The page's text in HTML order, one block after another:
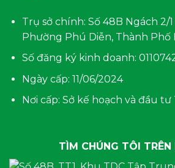
Trụ sở chính: Số 48B Ngách 2/
Phường Phú Diễn, Thành Phố
Số đăng ký kinh doanh:
Ngày cấp: 11/06/2024
Nơi cấp: Sở kế hoạch và đầu
TÌM CHÚNG TÔI